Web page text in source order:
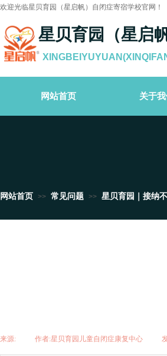
星贝育园（星启
欢迎光临星贝育园（星启帆）自闭症寄宿学校官网！
网站首页 关于我
网站首页 >> 常见问题 >> 星贝育园｜接纳
来源: 作者:星贝育园儿童自闭症康复中心